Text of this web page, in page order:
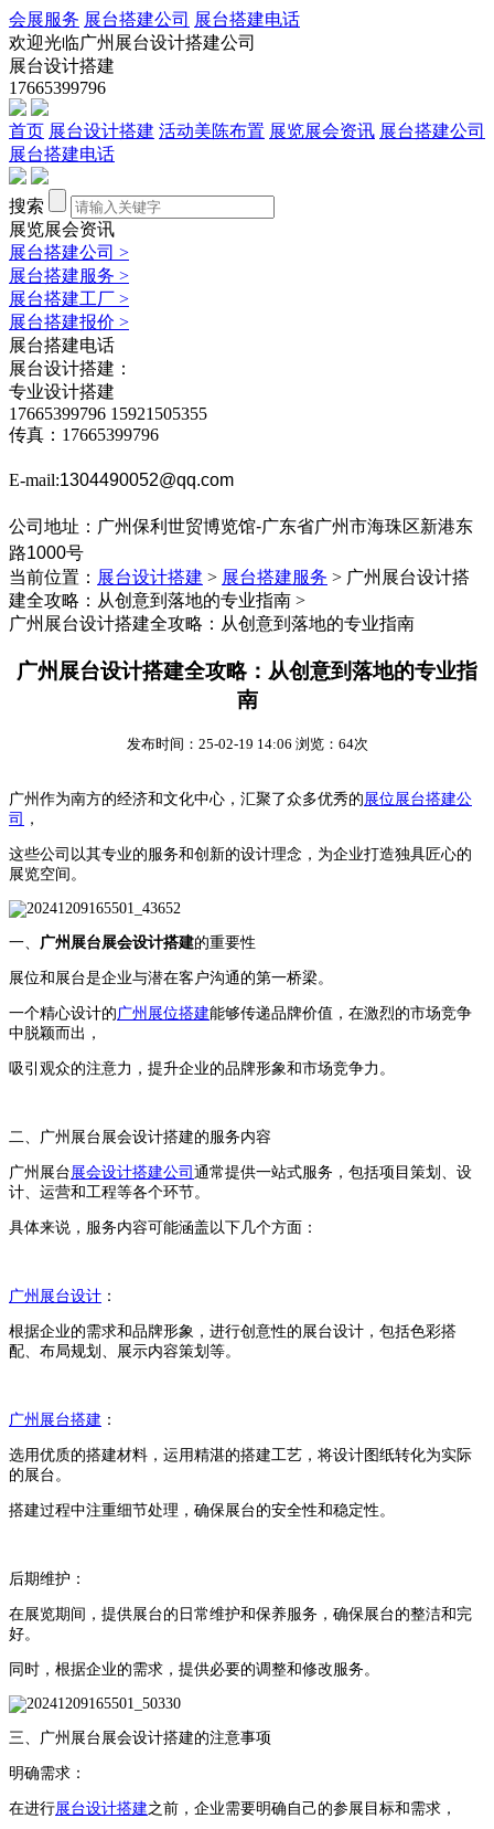
会展服务 展台搭建公司 展台搭建电话
欢迎光临广州展台设计搭建公司
展台设计搭建
17665399796
首页 展台设计搭建 活动美陈布置 展览展会资讯 展台搭建公司
展台搭建电话
搜索
展览展会资讯
展台搭建公司 >
展台搭建服务 >
展台搭建工厂 >
展台搭建报价 >
展台搭建电话
展台设计搭建：
专业设计搭建
17665399796 15921505355
传真：17665399796
E-mail:1304490052@qq.com
公司地址： ‌广州保利世贸博览馆-广东省广州市海珠区新港东
路1000号
当前位置： 展台设计搭建 > 展台搭建服务 > 广州展台设计搭
建全攻略：从创意到落地的专业指南 >
广州展台设计搭建全攻略：从创意到落地的专业指南
广州展台设计搭建全攻略：从创意到落地的专业指
南
发布时间：25-02-19 14:06 浏览：64次
广州作为南方的经济和文化中心，汇聚了众多优秀的展位展台搭建公
司
，
这些公司以其专业的服务和创新的设计理念，为企业打造独具匠心的
展览空间。
一、 广州展台展会设计搭建的重要性
展位和展台是企业与潜在客户沟通的第一桥梁。
一个精心设计的广州展位搭建能够传递品牌价值，在激烈的市场竞争
中脱颖而出，
吸引观众的注意力，提升企业的品牌形象和市场竞争力。
二、广州展台展会设计搭建的服务内容
广州展台展会设计搭建公司 通常提供一站式服务，包括项目策划、设
计、运营和工程等各个环节。
具体来说，服务内容可能涵盖以下几个方面：
广州展台设计 ：
根据企业的需求和品牌形象，进行创意性的展台设计，包括色彩搭
配、布局规划、展示内容策划等。
广州展台搭建 ：
选用优质的搭建材料，运用精湛的搭建工艺，将设计图纸转化为实际
的展台。
搭建过程中注重细节处理，确保展台的安全性和稳定性。
后期维护：
在展览期间，提供展台的日常维护和保养服务，确保展台的整洁和完
好。
同时，根据企业的需求，提供必要的调整和修改服务。
三、广州展台展会设计搭建的注意事项
明确需求：
在进行展台设计搭建之前，企业需要明确自己的参展目标和需求，